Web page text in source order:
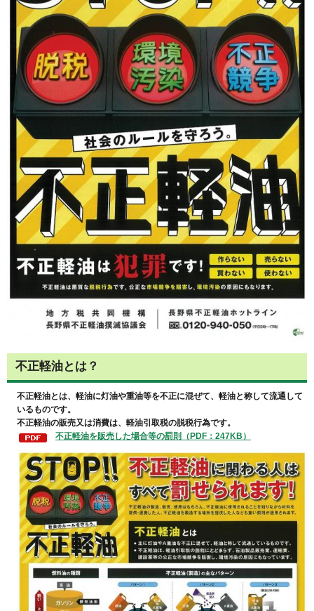
不正軽油とは？
不正軽油とは、軽油に灯油や重油等を不正に混ぜて、軽油と称して流通して
いるものです。
不正軽油の販売又は消費は、軽油引取税の脱税行為です。
不正軽油を販売した場合等の罰則（PDF：247KB）